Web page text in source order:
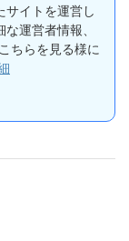
サイトを運営し
運営者情報、
ちらを見る様に